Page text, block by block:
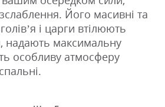
Його масивні та
і царги втілюють
надають максимальну
особливу атмосферу